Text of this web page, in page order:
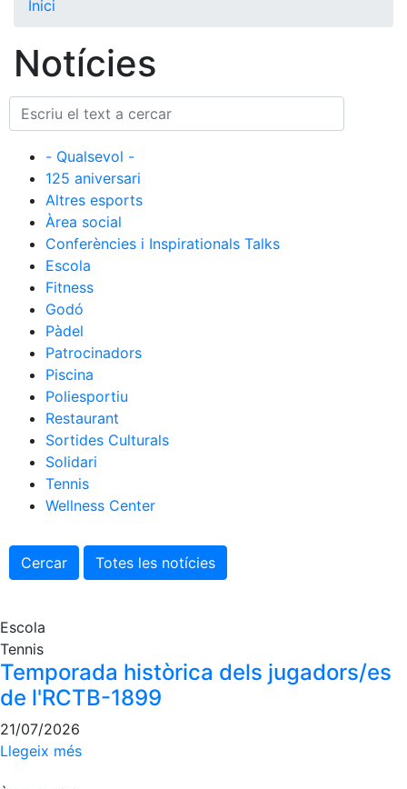
Història
història
Presidents
Organització
Junta
directiva
Comissions
i comités
Estructura
executiva
Fundació
Serveis
Instal·lacions
Preguntes
Freqüents
(FAQs)
nosaltres
Tennis
Escola de
tennis
Next Gen
Palmarès
equips
Inici
Notícies
- Qualsevol -
125 aniversari
Altres esports
Àrea social
Conferències i Inspirationals Talks
Escola
Fitness
Godó
Pàdel
Patrocinadors
Piscina
Poliesportiu
Restaurant
Sortides Culturals
Solidari
Tennis
Wellness Center
Cercar Totes les notícies
Escola
Tennis
Temporada històrica dels jugadors/es
de l'RCTB-1899
21/07/2026
Llegeix més